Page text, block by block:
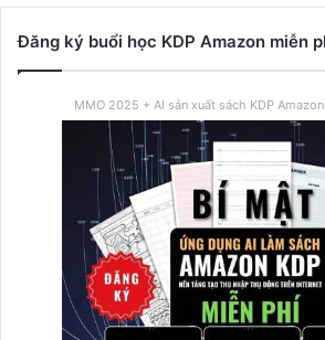
Đăng ký buổi học KDP Amazon miễn
MMO 2025 + AI sản xuất sách KDP